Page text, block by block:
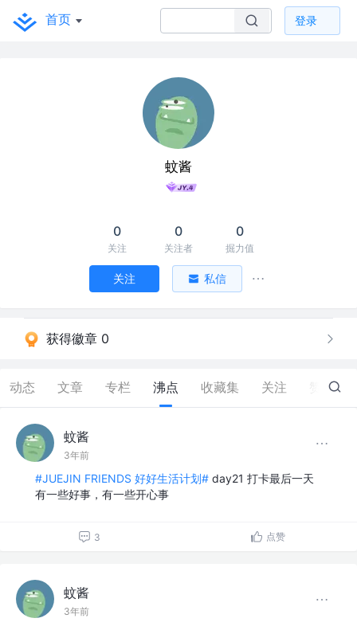
首页 登录
蚊酱
0
关注
0
关注者
0
掘力值
关注 私信
获得徽章 0
动态 文章 专栏 沸点 收藏集 关注 1
蚊酱
3年前
#JUEJIN FRIENDS 好好生活计划# day21 打卡最后一天
有一些好事，有一些开心事
3 点赞
蚊酱
3年前